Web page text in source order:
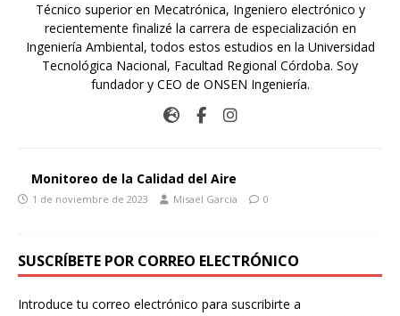
Técnico superior en Mecatrónica, Ingeniero electrónico y
recientemente finalizé la carrera de especialización en
Ingeniería Ambiental, todos estos estudios en la Universidad
Tecnológica Nacional, Facultad Regional Córdoba. Soy
fundador y CEO de ONSEN Ingeniería.
Monitoreo de la Calidad del Aire
1 de noviembre de 2023 Misael Garcia 0
SUSCRÍBETE POR CORREO ELECTRÓNICO
Introduce tu correo electrónico para suscribirte a